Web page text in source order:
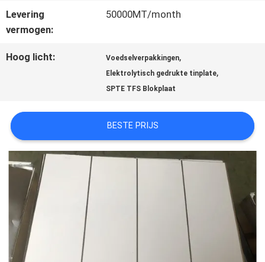
VERZOEK
OM EEN
CITAAT
SITEMAP
PRIVACYBELEID
Levering
vermogen:
50000MT/month
Hoog licht: Voedselverpakkingen,
Elektrolytisch gedrukte tinplate,
SPTE TFS Blokplaat
BESTE PRIJS